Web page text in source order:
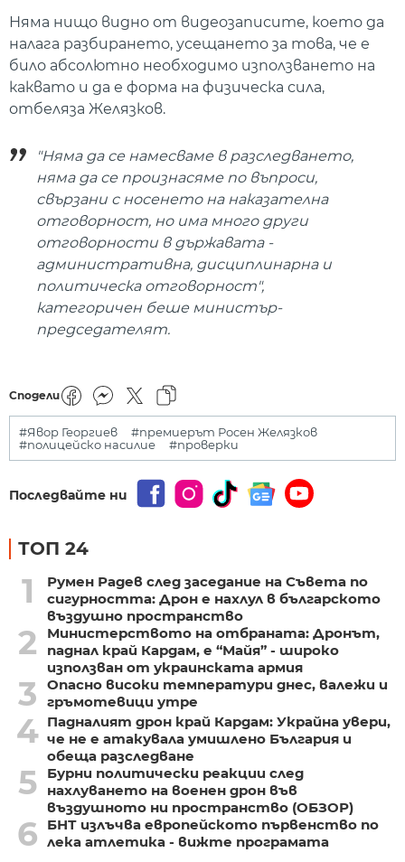
Няма нищо видно от видеозаписите, което да
налага разбирането, усещането за това, че е
било абсолютно необходимо използването на
каквато и да е форма на физическа сила,
отбеляза Желязков.
"Няма да се намесваме в разследването,
няма да се произнасяме по въпроси,
свързани с носенето на наказателна
отговорност, но има много други
отговорности в държавата -
административна, дисциплинарна и
политическа отговорност",
категоричен беше министър-
председателят.
Сподели
#Явор Георгиев
#премиерът Росен Желязков
#полицейско насилие
#проверки
Последвайте ни
ТОП 24
1
Румен Радев след заседание на Съвета по
сигурността: Дрон е нахлул в българското
въздушно пространство
2
Министерството на отбраната: Дронът,
паднал край Кардам, е “Майя” - широко
използван от украинската армия
3
Опасно високи температури днес, валежи и
гръмотевици утре
4 Падналият дрон край Кардам: Украйна увери,
че не е атакувала умишлено България и
обеща разследване
5
Бурни политически реакции след
нахлуването на военен дрон във
въздушното ни пространство (ОБЗОР)
6
БНТ излъчва европейското първенство по
лека атлетика - вижте програмата